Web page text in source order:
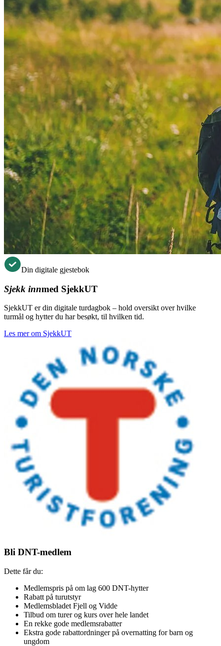
Din digitale gjestebok
Sjekk innmed SjekkUT
SjekkUT er din digitale turdagbok – hold oversikt over hvilke
turmål og hytter du har besøkt, til hvilken tid.
Les mer om SjekkUT
Bli DNT-medlem
Dette får du:
Medlemspris på om lag 600 DNT-hytter
Rabatt på turutstyr
Medlemsbladet Fjell og Vidde
Tilbud om turer og kurs over hele landet
En rekke gode medlemsrabatter
Ekstra gode rabattordninger på overnatting for barn og
ungdom